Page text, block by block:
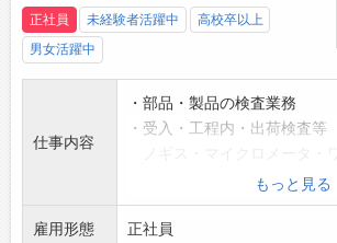
正社員 未経験者活躍中
高校卒以上
男女活躍中
仕事内容
・部品・製品の検査業務
・受入・工程内・出荷検査等
WM-6000(キーエンス)・巻
※未経験者の方にも基本から教
もっと見る
雇用形態 正社員